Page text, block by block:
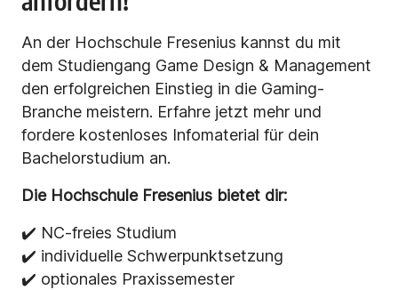
An der Hochschule Fresenius kannst du mit
dem Studiengang Game Design & Management
den erfolgreichen Einstieg in die Gaming-
Branche meistern. Erfahre jetzt mehr und
fordere kostenloses Infomaterial für dein
Bachelorstudium an.
Die Hochschule Fresenius bietet dir:
✔️ NC-freies Studium
✔️ individuelle Schwerpunktsetzung
✔️ optionales Praxissemester